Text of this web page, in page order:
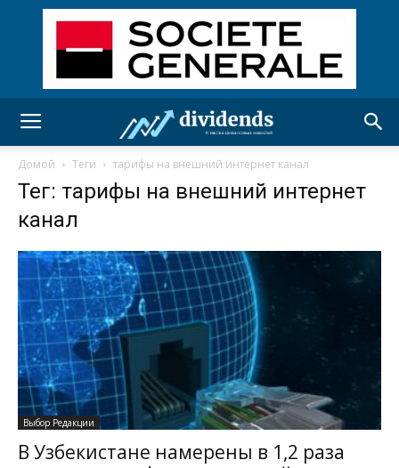
Домой Теги тарифы на внешний интернет канал
Тег: тарифы на внешний интернет
канал
Выбор Редакции
В Узбекистане намерены в 1,2 раза